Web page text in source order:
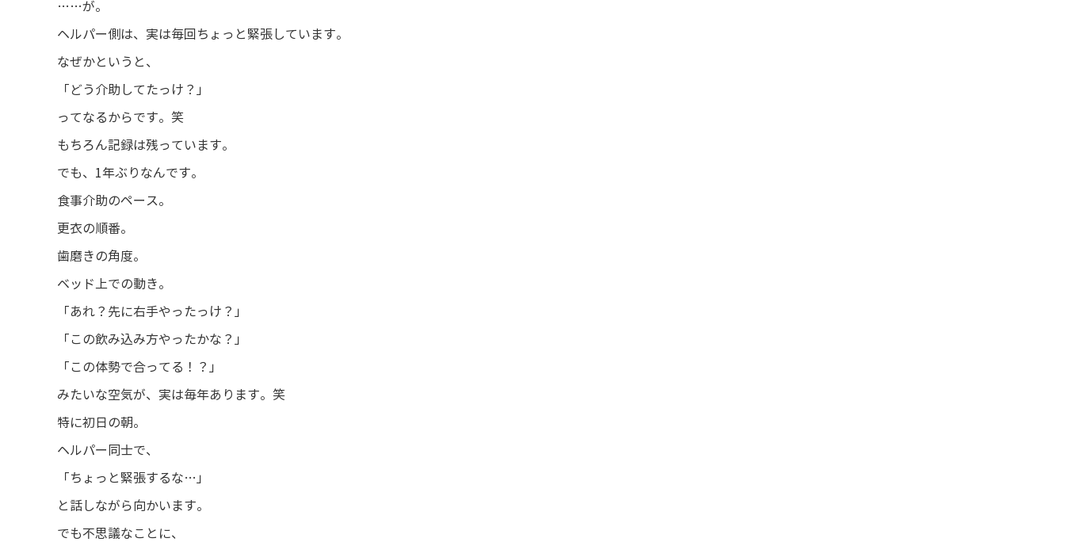
……が。
ヘルパー側は、実は毎回ちょっと緊張しています。
なぜかというと、
「どう介助してたっけ？」
ってなるからです。笑
もちろん記録は残っています。
でも、1年ぶりなんです。
食事介助のペース。
更衣の順番。
歯磨きの角度。
ベッド上での動き。
「あれ？先に右手やったっけ？」
「この飲み込み方やったかな？」
「この体勢で合ってる！？」
みたいな空気が、実は毎年あります。笑
特に初日の朝。
ヘルパー同士で、
「ちょっと緊張するな…」
と話しながら向かいます。
でも不思議なことに、